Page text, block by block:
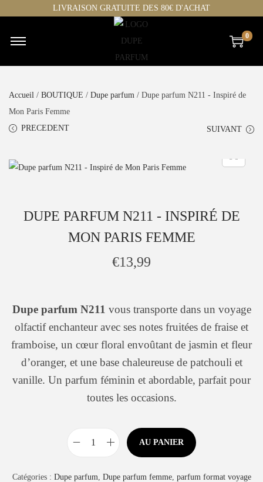
LIVRAISON GRATUITE DES 80€ D'ACHAT
0
Accueil / BOUTIQUE / Dupe parfum / Dupe parfum N211 - Inspiré de
Mon Paris Femme
PRECEDENT
SUIVANT
DUPE PARFUM N211 - INSPIRÉ DE
MON PARIS FEMME
€13,99
Dupe parfum N211 vous transporte dans un voyage
olfactif enchanteur avec ses notes fruitées de fraise et
framboise, un cœur floral envoûtant de jasmin et fleur
d’oranger, et une base chaleureuse de patchouli et
vanille. Un parfum féminin et abordable, parfait pour
toutes les occasions.
AU PANIER
Catégories : Dupe parfum Dupe parfum femme, parfum format voyage